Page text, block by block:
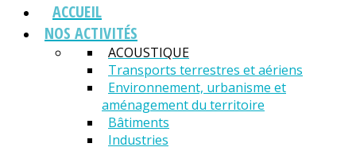
ACCUEIL
NOS ACTIVITÉS
ACOUSTIQUE
Transports terrestres et aériens
Environnement, urbanisme et
aménagement du territoire
Bâtiments
Industries